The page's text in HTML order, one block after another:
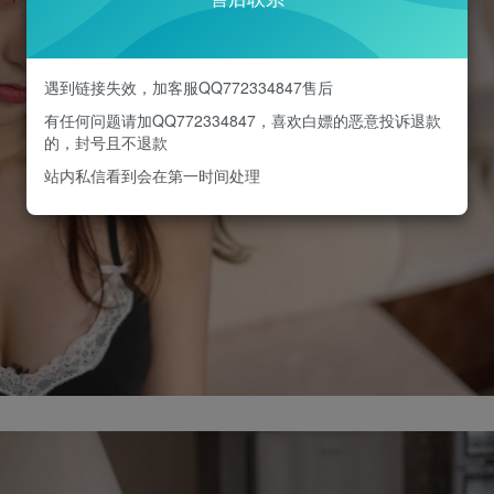
遇到链接失效，加客服QQ772334847售后
有任何问题请加QQ772334847，喜欢白嫖的恶意投诉退款
的，封号且不退款
站内私信看到会在第一时间处理